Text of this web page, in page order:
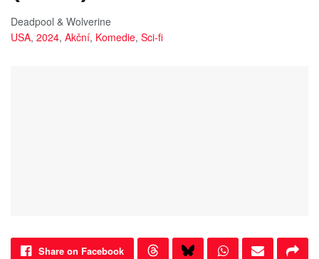
Deadpool & Wolverine
USA, 2024, Akční, Komedie, Sci-fi
Share on Facebook